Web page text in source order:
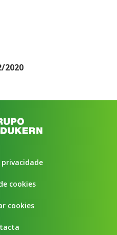
2020
cookies
cookies